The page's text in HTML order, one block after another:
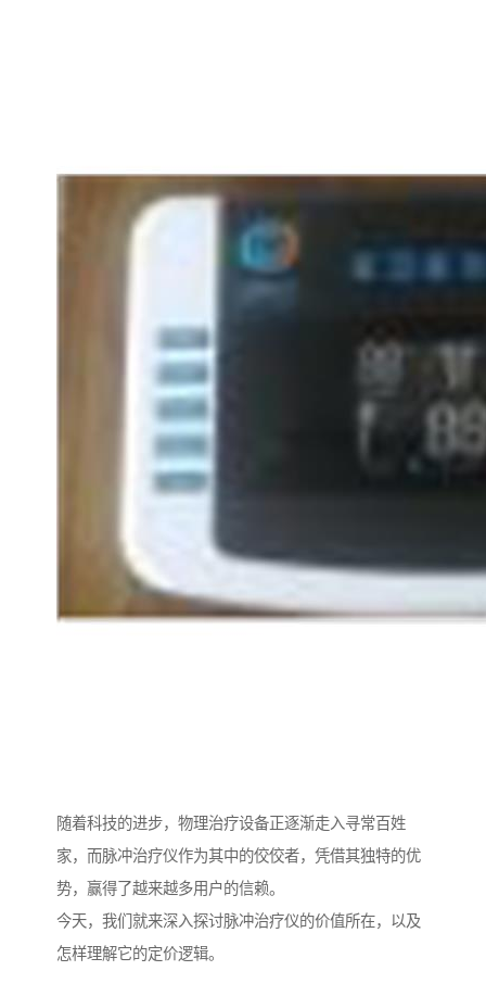
随着科技的进步，物理治疗设备正逐渐走入寻常百姓
家，而脉冲治疗仪作为其中的佼佼者，凭借其独特的优
势，赢得了越来越多用户的信赖。
今天，我们就来深入探讨脉冲治疗仪的价值所在，以及
怎样理解它的定价逻辑。